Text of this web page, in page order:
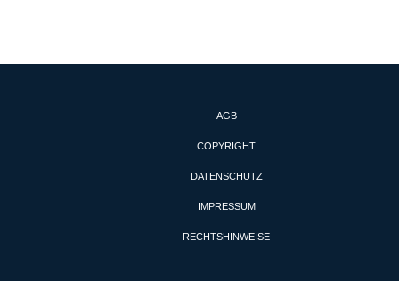
AGB
COPYRIGHT
DATENSCHUTZ
IMPRESSUM
RECHTSHINWEISE